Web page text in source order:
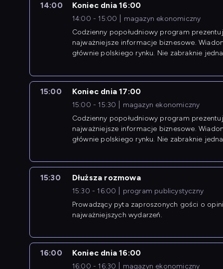
14:00 Koniec dnia 16:00
14:00 - 15:00
magazyn ekonomiczny
Codzienny popołudniowy program
najważniejsze informacje biznesowe.
głównie polskiego rynku. Nie zabraknie
15:00 Koniec dnia 17:00
15:00 - 15:30
magazyn ekonomiczny
Codzienny popołudniowy program
najważniejsze informacje biznesowe.
głównie polskiego rynku. Nie zabraknie
15:30 Dłuższa rozmowa
15:30 - 16:00
program publicystyczny
Prowadzący pyta zaproszonych gości o
najważniejszych wydarzeń.
16:00 Koniec dnia 16:00
16:00 - 16:30 magazyn ekonomiczny